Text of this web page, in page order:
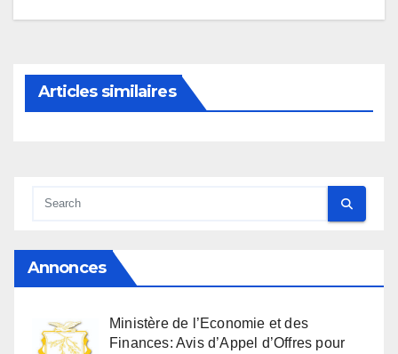
l’article
Articles similaires
Annonces
Ministère de l’Economie et des
Finances: Avis d’Appel d’Offres pour